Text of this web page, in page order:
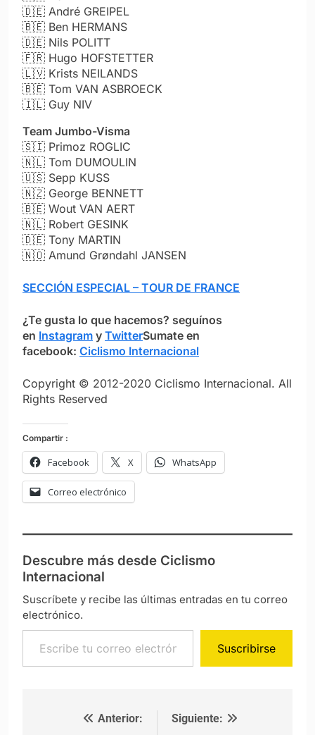
🇩🇪 André GREIPEL
🇧🇪 Ben HERMANS
🇩🇪 Nils POLITT
🇫🇷 Hugo HOFSTETTER
🇱🇻 Krists NEILANDS
🇧🇪 Tom VAN ASBROECK
🇮🇱 Guy NIV
Team Jumbo-Visma
🇸🇮 Primoz ROGLIC
🇳🇱 Tom DUMOULIN
🇺🇸 Sepp KUSS
🇳🇿 George BENNETT
🇧🇪 Wout VAN AERT
🇳🇱 Robert GESINK
🇩🇪 Tony MARTIN
🇳🇴 Amund Grøndahl JANSEN
SECCIÓN ESPECIAL – TOUR DE FRANCE
¿Te gusta lo que hacemos? seguínos
en Instagram y TwitterSumate en
facebook: Ciclismo Internacional
Copyright © 2012-2020 Ciclismo Internacional. All
Rights Reserved
Compartir :
Facebook X WhatsApp
Correo electrónico
Descubre más desde Ciclismo
Internacional
Suscríbete y recibe las últimas entradas en tu correo
electrónico.
Escribe tu correo electrónico…
Suscribirse
Navegación de entradas
Anterior:
Siguiente: